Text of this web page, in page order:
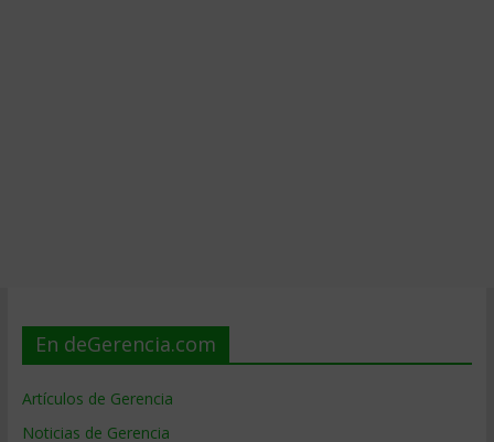
En deGerencia.com
Artículos de Gerencia
Noticias de Gerencia